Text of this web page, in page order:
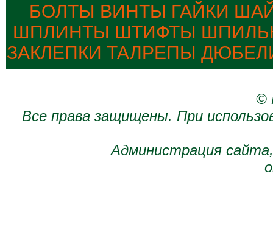
БОЛТЫ ВИНТЫ ГАЙКИ
ШПЛИНТЫ ШТИФТЫ
ЗАКЛЕПКИ ТАЛРЕПЫ
©
Все права защищены. При
Администрация